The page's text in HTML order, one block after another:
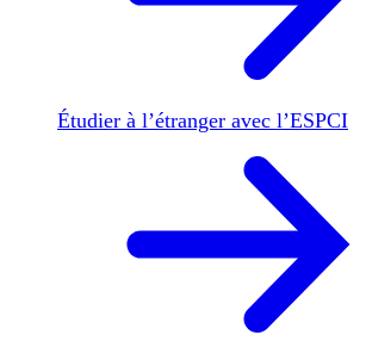
Étudier à l’étranger avec l’ESPCI